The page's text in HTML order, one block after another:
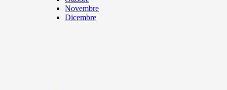
Novembre
Dicembre